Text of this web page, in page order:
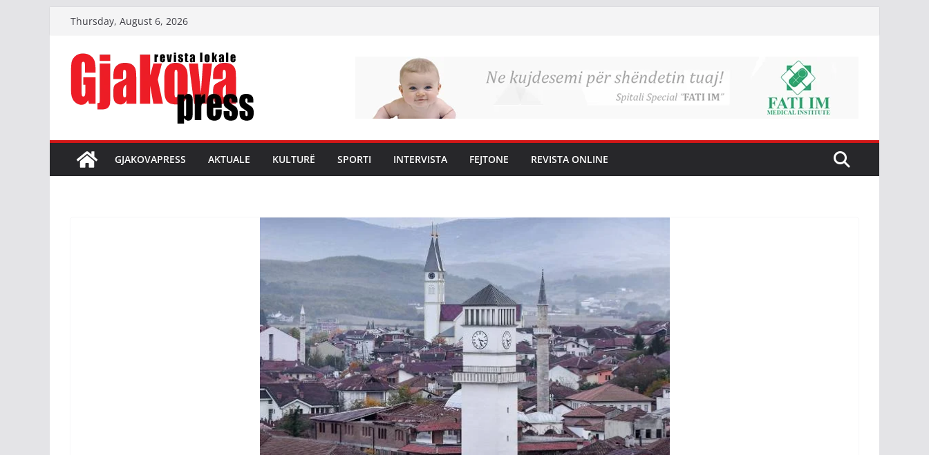
content
Thursday, August 6, 2026
GJAKOVAPRESS AKTUALE KULTURË SPORTI INTERVISTA FEJTONE REVISTA ONLINE